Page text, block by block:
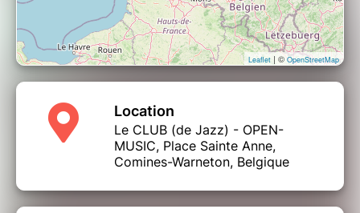
Leaflet | © OpenStreetMap
Location
Le CLUB (de Jazz) - OPEN-
MUSIC, Place Sainte Anne,
Comines-Warneton, Belgique